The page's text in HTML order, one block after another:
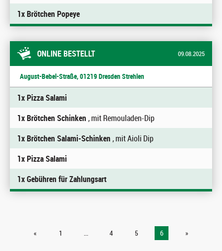
1x Brötchen Popeye
ONLINE BESTELLT 09.08.2025
August-Bebel-Straße, 01219 Dresden Strehlen
1x Pizza Salami
1x Brötchen Schinken, mit Remouladen-Dip
1x Brötchen Salami-Schinken, mit Aioli Dip
1x Pizza Salami
1x Gebühren für Zahlungsart
« 1 ... 4 5 6 »